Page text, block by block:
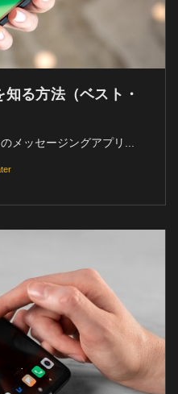
る方法（ベスト・
メッセージングアプリ...